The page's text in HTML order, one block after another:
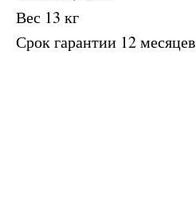
Вес 13 кг
Срок гарантии 12 месяцев
Заказывайте там,
где вам удобно